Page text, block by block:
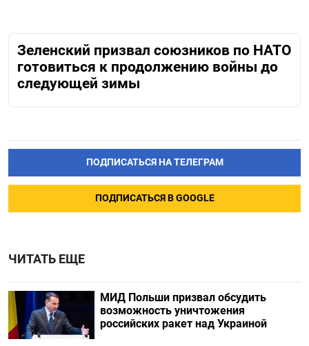
Зеленский призвал союзников по НАТО
готовиться к продолжению войны до
следующей зимы
ПОДПИСАТЬСЯ НА ТЕЛЕГРАМ
ПОДПИСАТЬСЯ В GOOGLE
ЧИТАТЬ ЕЩЕ
МИД Польши призвал обсудить
возможность уничтожения
российских ракет над Украиной